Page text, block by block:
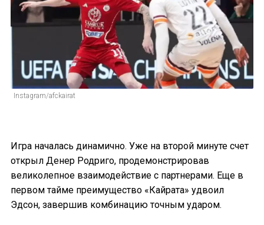
Instagram/afckairat
Игра началась динамично. Уже на второй минуте счет
открыл Денер Родриго, продемонстрировав
великолепное взаимодействие с партнерами. Еще в
первом тайме преимущество «Кайрата» удвоил
Эдсон, завершив комбинацию точным ударом.